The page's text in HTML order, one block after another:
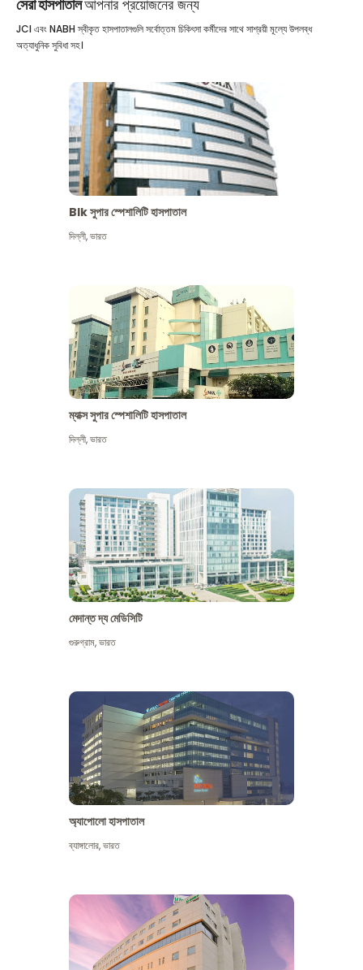
সেরা হাসপাতালআপনার প্রয়োজনের জন্য
JCI এবং NABH স্বীকৃত হাসপাতালগুলি সর্বোত্তম চিকিৎসা কর্মীদের সাথে সাশ্রয়ী মূল্যে উপলব্ধ
অত্যাধুনিক সুবিধা সহ।
Blk সুপার স্পেশালিটি হাসপাতাল
দিল্লী,ভারত
ম্যাক্স সুপার স্পেশালিটি হাসপাতাল
দিল্লী,ভারত
মেদান্ত দ্য মেডিসিটি
গুরুগ্রাম,ভারত
অ্যাপোলো হাসপাতাল
ব্যাঙ্গালোর,ভারত